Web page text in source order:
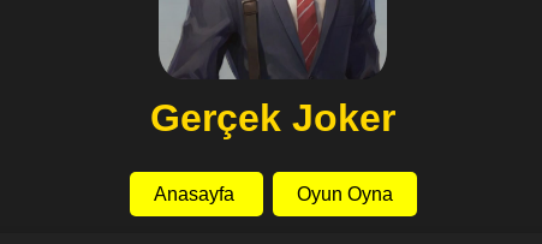
Gerçek Joker
Anasayfa Oyun Oyna